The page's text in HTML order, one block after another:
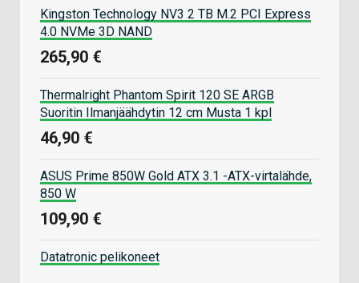
Kingston Technology NV3 2 TB M.2 PCI Express
4.0 NVMe 3D NAND
265,90 €
Thermalright Phantom Spirit 120 SE ARGB
Suoritin Ilmanjäähdytin 12 cm Musta 1 kpl
46,90 €
ASUS Prime 850W Gold ATX 3.1 -ATX-virtalähde,
850 W
109,90 €
Datatronic pelikoneet